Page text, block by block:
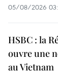
05/08/2026
HSBC : la
ouvre une
au Vietnam